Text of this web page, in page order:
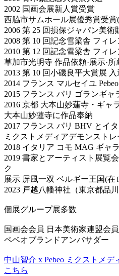
2002 国画会展新人賞受賞
西脇市サムホール展優秀賞受
2006 第 25 回損保ジャパン美
2008 第 10 回記念雪梁舎 フィ
2010 第 12 回記念雪梁舎 フィ
草加市光明寺 作品依頼·展示·所
2013 第 10 回小磯良平大賞展 入
2014 フランス マルセイユ
2015 フランス パリ ゴランギャ
2016 京都 大本山妙蓮寺・ギャ
大本山妙蓮寺に作品奉納
2017 フランス パリ BHV とイタ
ミクストメディアデモンスト
2018 イタリア コモ MAG ギャ
2019 書家とアーティスト展覧
ク
展示 屏風一双 ベルギー王国(
2023 戸越八幡神社（東京都品
個展グループ展多数
国画会会員 日本美術家連盟会員
ペベオブランドアンバサダー
中山智介 x Pebeo ミクストメ
こちら